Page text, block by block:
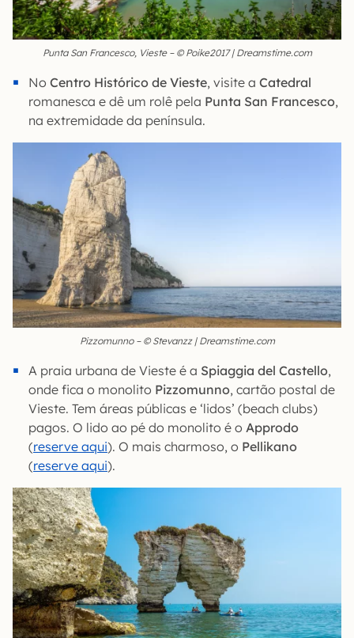
Punta San Francesco, Vieste – © Poike2017 | Dreamstime.com
No Centro Histórico de Vieste, visite a Catedral
romanesca e dê um rolê pela Punta San Francesco,
na extremidade da península.
Pizzomunno – © Stevanzz | Dreamstime.com
A praia urbana de Vieste é a Spiaggia del Castello,
onde fica o monolito Pizzomunno, cartão postal de
Vieste. Tem áreas públicas e ‘lidos’ (beach clubs)
pagos. O lido ao pé do monolito é o Approdo
(reserve aqui). O mais charmoso, o Pellikano
(reserve aqui).